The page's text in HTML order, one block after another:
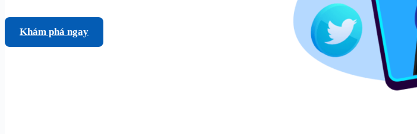
Khám phá ngay